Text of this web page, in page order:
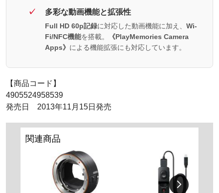
多彩な動画機能と拡張性
Full HD 60p記録に対応した動画機能に加え、 Wi-
Fi/NFC機能を搭載。
《PlayMemories Camera
Apps》 による機能拡張にも対応しています。
【商品コード】
4905524958539
発売日 2013年11月15日発売
関連商品